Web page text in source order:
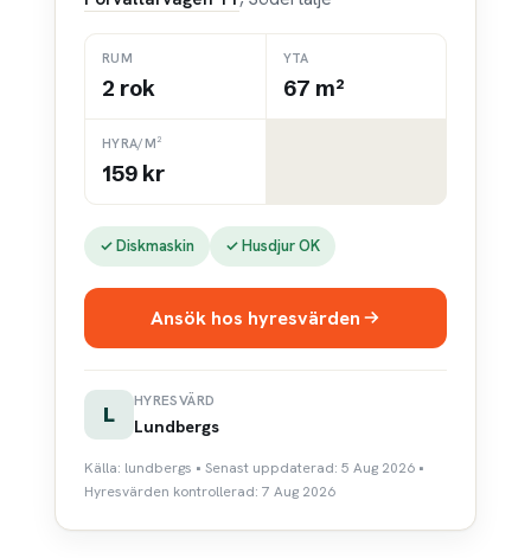
RUM
2 rok
YTA
67 m²
HYRA/M²
159 kr
✓ Diskmaskin ✓ Husdjur OK
Ansök hos hyresvärden
L
HYRESVÄRD
Lundbergs
Källa: lundbergs • Senast uppdaterad: 5 Aug 2026 •
Hyresvärden kontrollerad: 7 Aug 2026